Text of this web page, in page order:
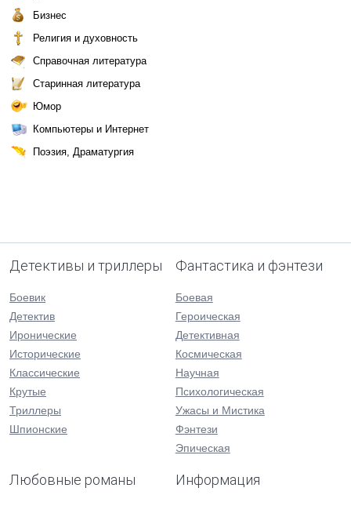
Бизнес
Религия и духовность
Справочная литература
Старинная литература
Юмор
Компьютеры и Интернет
Поэзия, Драматургия
Детективы и триллеры
Боевик
Детектив
Иронические
Исторические
Классические
Крутые
Триллеры
Шпионские
Фантастика и фэнтези
Боевая
Героическая
Детективная
Космическая
Научная
Психологическая
Ужасы и Мистика
Фэнтези
Эпическая
Любовные романы Информация